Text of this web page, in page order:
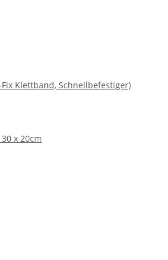
Klettband, Schnellbefestiger)